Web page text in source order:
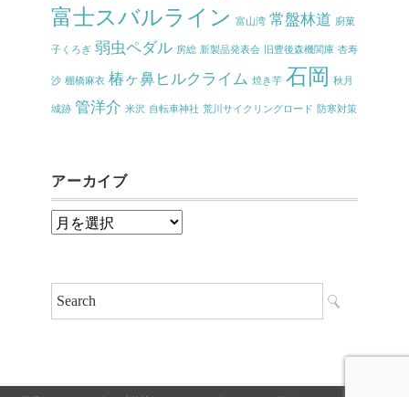
富士スバルライン 富山湾 常盤林道 廚菓
子くろぎ 弱虫ペダル 房総 新製品発表会 旧豊後森機関庫 杏寿
沙 棚橋麻衣 椿ヶ鼻ヒルクライム 焼き芋 石岡 秋月
城跡 管洋介 米沢 自転車神社 荒川サイクリングロード 防寒対策
アーカイブ
ア
イ